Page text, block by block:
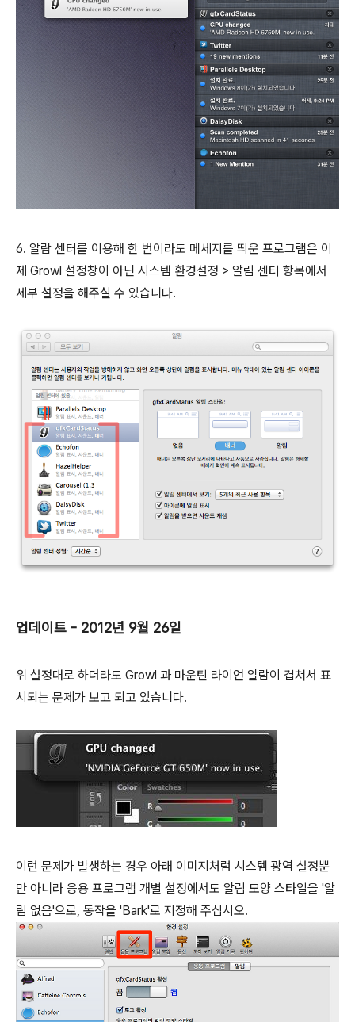
6. 알람 센터를 이용해 한 번이라도 메세지를 띄운 프로그램은 이
제 Growl 설정창이 아닌 시스템 환경설정 > 알림 센터 항목에서
세부 설정을 해주실 수 있습니다.
업데이트 - 2012년 9월 26일
위 설정대로 하더라도 Growl 과 마운틴 라이언 알람이 겹쳐서 표
시되는 문제가 보고 되고 있습니다.
이런 문제가 발생하는 경우 아래 이미지처럼 시스템 광역 설정뿐
만 아니라 응용 프로그램 개별 설정에서도 알림 모양 스타일을 '알
림 없음'으로, 동작을 'Bark'로 지정해 주십시오.